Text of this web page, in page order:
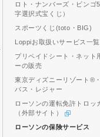
ロト・ナンバーズ・ビンゴ
字選択式宝くじ）
スポーツくじ(toto・BIG)
Loppiお取扱いサービス一覧
プリペイドシート・ネット
ーの販売
東京ディズニーリゾート®
バス・レジャー
ローソンの運転免許トロッ
（外部サイト）
ローソンの保険サービス